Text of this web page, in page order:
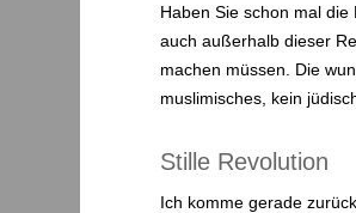
Haben Sie schon mal
auch außerhalb dieser
machen müssen. Die
muslimisches, kein
Stille Revolution
Ich komme gerade